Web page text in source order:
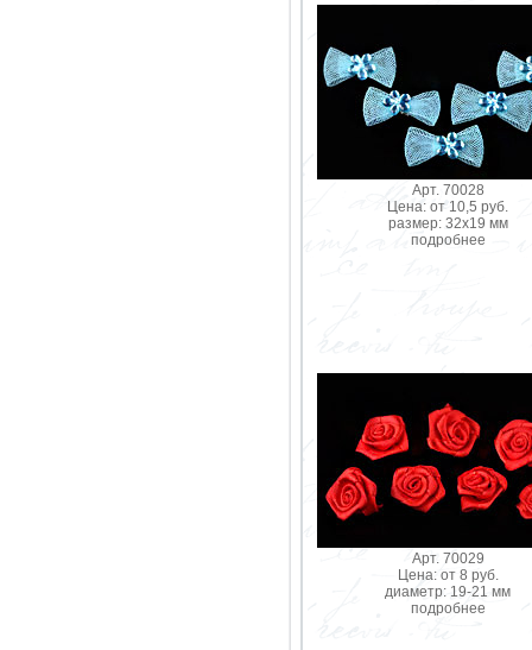
Арт. 70028
Цена: от 10,5 руб.
размер: 32х19 мм
подробнее
Арт. 70029
Цена: от 8 руб.
диаметр: 19-21 мм
подробнее